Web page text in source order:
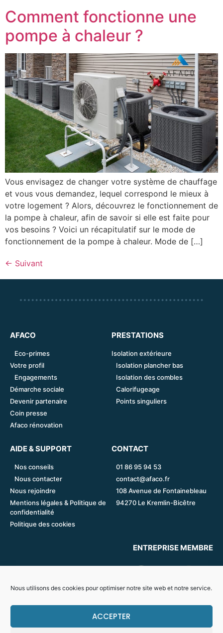
Nous utilisons des cookies pour optimiser notre site web et notre service.
ACCEPTER
Comment fonctionne une
pompe à chaleur ?
Vous envisagez de changer votre système de chauffage
et vous vous demandez, lequel correspond le mieux à
votre logement ? Alors, découvrez le fonctionnement de
la pompe à chaleur, afin de savoir si elle est faite pour
vos besoins ? Voici un récapitulatif sur le mode de
fonctionnement de la pompe à chaleur. Mode de […]
← Suivant
AFACO
Eco-primes
Votre profil
Engagements
Démarche sociale
Devenir partenaire
Coin presse
Afaco rénovation
PRESTATIONS
Isolation extérieure
Isolation plancher bas
Isolation des combles
Calorifugeage
Points singuliers
AIDE & SUPPORT
Nos conseils
Nous contacter
Nous rejoindre
Mentions légales & Politique de
confidentialité
Politique des cookies
CONTACT
01 86 95 94 53
contact@afaco.fr
108 Avenue de Fontainebleau
94270 Le Kremlin-Bicêtre
ENTREPRISE MEMBRE